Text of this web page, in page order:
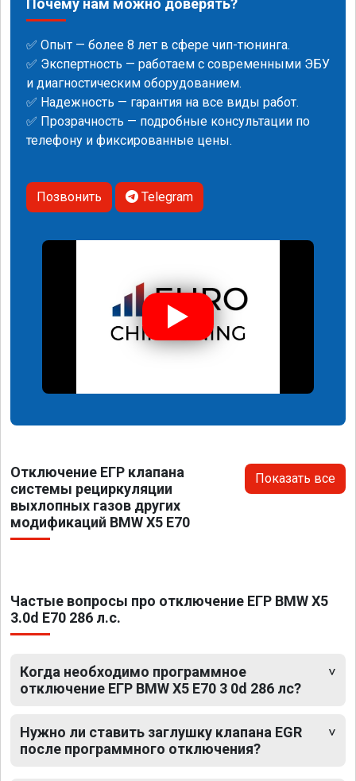
Почему нам можно доверять?
✅ Опыт — более 8 лет в сфере чип-тюнинга.
✅ Экспертность — работаем с современными ЭБУ
и диагностическим оборудованием.
✅ Надежность — гарантия на все виды работ.
✅ Прозрачность — подробные консультации по
телефону и фиксированные цены.
Позвонить Telegram
Отключение ЕГР клапана
системы рециркуляции
выхлопных газов других
модификаций BMW X5 E70
Показать все
Частые вопросы про отключение ЕГР BMW X5
3.0d E70 286 л.с.
Когда необходимо программное
отключение ЕГР BMW X5 E70 3 0d 286 лс?
Нужно ли ставить заглушку клапана EGR
после программного отключения?